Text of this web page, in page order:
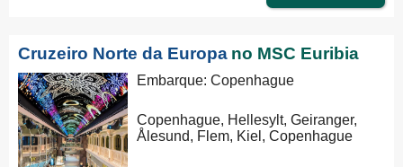
Cruzeiro Norte da Europa no MSC Euribia
Embarque: Copenhague
Copenhague, Hellesylt, Geiranger,
Ålesund, Flem, Kiel, Copenhague